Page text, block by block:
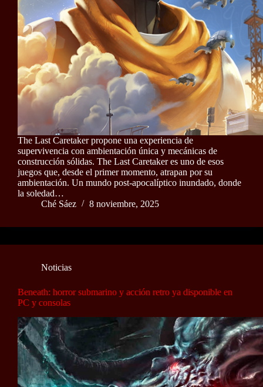
The Last Caretaker propone una experiencia de
supervivencia con ambientación única y mecánicas de
construcción sólidas. The Last Caretaker es uno de esos
juegos que, desde el primer momento, atrapan por su
ambientación. Un mundo post-apocalíptico inundado, donde
la soledad…
Ché Sáez
8 noviembre, 2025
Noticias
Beneath: horror submarino y acción retro ya disponible en
PC y consolas